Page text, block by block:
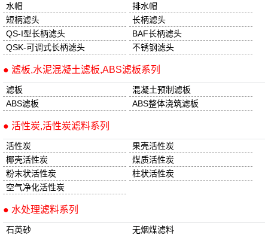
水帽
排水帽
短柄滤头
长柄滤头
QS-I型长柄滤头
BAF长柄滤头
QSK-可调式长柄滤头
不锈钢滤头
● 滤板,水泥混凝土滤板,ABS滤板系列
滤板
混凝土预制滤板
ABS滤板
ABS整体浇筑滤板
● 活性炭,活性炭滤料系列
活性炭
果壳活性炭
椰壳活性炭
煤质活性炭
粉末状活性炭
柱状活性炭
空气净化活性炭
● 水处理滤料系列
石英砂
无烟煤滤料